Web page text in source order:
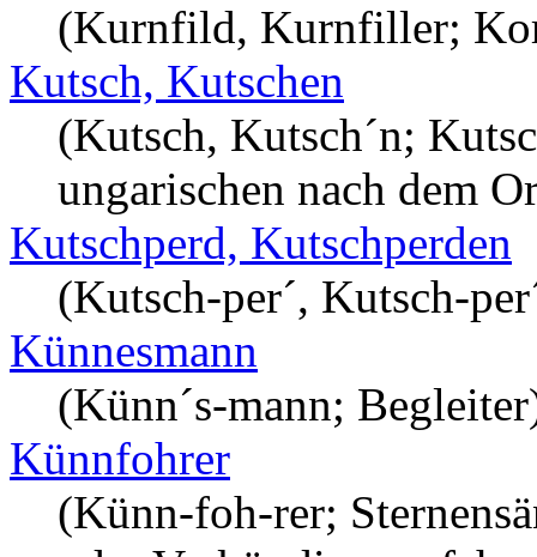
(Kurnfild, Kurnfiller;
Kutsch, Kutschen
(Kutsch, Kutsch´n;
ungarischen nach dem
Kutschperd, Kutschperden
(Kutsch-per´, Kutsch-
Künnesmann
(Künn´s-mann;
Künnfohrer
(Künn-foh-rer;